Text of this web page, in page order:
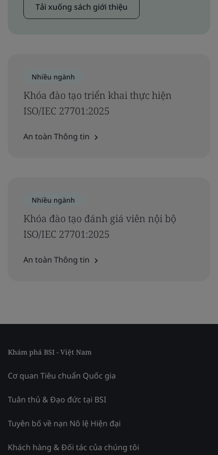
Tải xuống sách giới thiệu
Nhiều ngành
Khóa đào tạo triển khai thực hiện
ISO/IEC 27701:2025
An toàn Thông tin
Nhiều ngành
Khóa đào tạo đánh giá viên nội bộ
ISO/IEC 27701:2025
An toàn Thông tin
Khám phá BSI - Việt Nam
Cơ quan Tiêu chuẩn Quốc gia
Tuân thủ & Đạo đức tại BSI
Tuyên bố về nạn Nô lệ Hiện đại
Khách hàng & Đối tác của chúng tôi